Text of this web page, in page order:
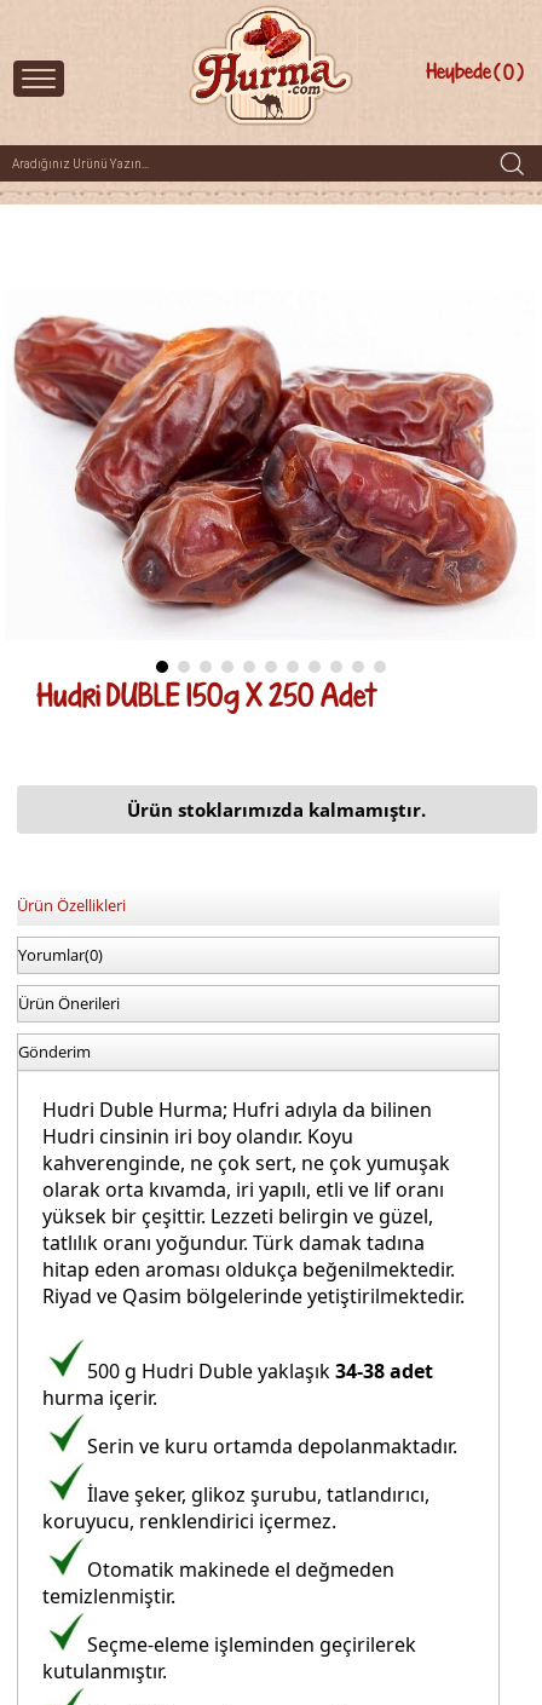
0
Heybede
Hudri DUBLE 150g X 250 Adet
Ürün stoklarımızda kalmamıştır.
Ürün Özellikleri
Yorumlar(0)
Ürün Önerileri
Gönderim
Hudri Duble Hurma; Hufri adıyla da bilinen
Hudri cinsinin iri boy olandır. Koyu
kahverenginde, ne çok sert, ne çok yumuşak
olarak orta kıvamda, iri yapılı, etli ve lif oranı
yüksek bir çeşittir. Lezzeti belirgin ve güzel,
tatlılık oranı yoğundur. Türk damak tadına
hitap eden aroması oldukça beğenilmektedir.
Riyad ve Qasim bölgelerinde yetiştirilmektedir.
500 g Hudri Duble yaklaşık34-38 adet
hurma içerir.
Serin ve kuru ortamda depolanmaktadır.
İlave şeker, glikoz şurubu, tatlandırıcı,
koruyucu, renklendirici içermez.
Otomatik makinede el değmeden
temizlenmiştir.
Seçme-eleme işleminden geçirilerek
kutulanmıştır.